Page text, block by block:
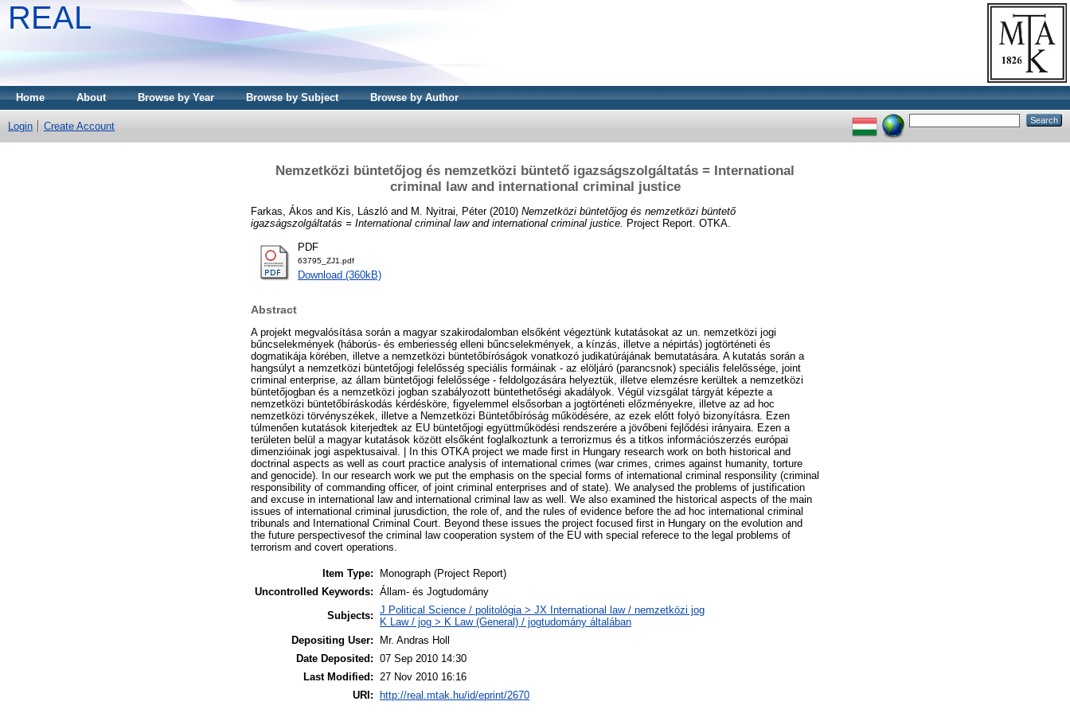
REAL
Home About Browse by Year Browse by Subject Browse by Author
Login Create Account
Nemzetközi büntetőjog és nemzetközi büntető igazságszolgáltatás = International
criminal law and international criminal justice
Farkas, Ákos and Kis, László and M. Nyitrai, Péter(2010) Nemzetközi büntetőjog és nemzetközi büntető
igazságszolgáltatás = International criminal law and international criminal justice. Project Report. OTKA.
PDF
63795_ZJ1.pdf
Download (360kB)
Abstract
A projekt megvalósítása során a magyar szakirodalomban elsőként végeztünk kutatásokat az un. nemzetközi jogi
bűncselekmények (háborús- és emberiesség elleni bűncselekmények, a kínzás, illetve a népirtás) jogtörténeti és
dogmatikája körében, illetve a nemzetközi büntetőbíróságok vonatkozó judikatúrájának bemutatására. A kutatás során a
hangsúlyt a nemzetközi büntetőjogi felelősség speciális formáinak - az elöljáró (parancsnok) speciális felelőssége, joint
criminal enterprise, az állam büntetőjogi felelőssége - feldolgozására helyeztük, illetve elemzésre kerültek a nemzetközi
büntetőjogban és a nemzetközi jogban szabályozott büntethetőségi akadályok. Végül vizsgálat tárgyát képezte a
nemzetközi büntetőbíráskodás kérdésköre, figyelemmel elsősorban a jogtörténeti előzményekre, illetve az ad hoc
nemzetközi törvényszékek, illetve a Nemzetközi Büntetőbíróság működésére, az ezek előtt folyó bizonyításra. Ezen
túlmenően kutatások kiterjedtek az EU büntetőjogi együttműködési rendszerére a jövőbeni fejlődési irányaira. Ezen a
területen belül a magyar kutatások között elsőként foglalkoztunk a terrorizmus és a titkos információszerzés európai
dimenzióinak jogi aspektusaival. | In this OTKA project we made first in Hungary research work on both historical and
doctrinal aspects as well as court practice analysis of international crimes (war crimes, crimes against humanity, torture
and genocide). In our research work we put the emphasis on the special forms of international criminal responsility (criminal
responsibility of commanding officer, of joint criminal enterprises and of state). We analysed the problems of justification
and excuse in international law and international criminal law as well. We also examined the historical aspects of the main
issues of international criminal jurusdiction, the role of, and the rules of evidence before the ad hoc international criminal
tribunals and International Criminal Court. Beyond these issues the project focused first in Hungary on the evolution and
the future perspectivesof the criminal law cooperation system of the EU with special referece to the legal problems of
terrorism and covert operations.
Item Type:
Monograph (Project Report)
Uncontrolled Keywords: Állam- és Jogtudomány
Subjects: J Political Science / politológia > JX International law / nemzetközi jog
K Law / jog > K Law (General) / jogtudomány általában
Depositing User:
Mr. Andras Holl
Date Deposited: 07 Sep 2010 14:30
Last Modified:
27 Nov 2010 16:16
URI: http://real.mtak.hu/id/eprint/2670